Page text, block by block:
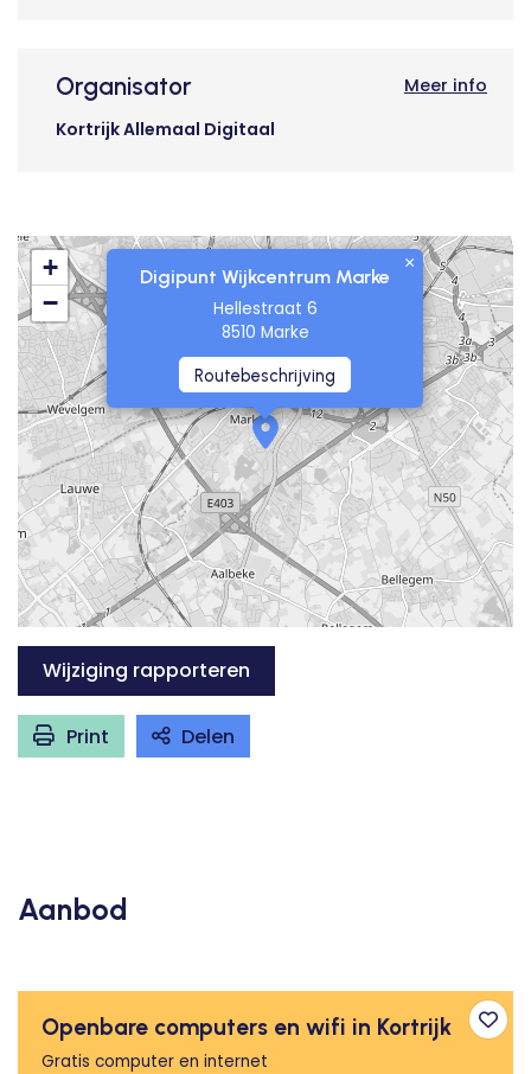
Organisator
Kortrijk Allemaal Digitaal
Meer info
Digipunt Wijkcentrum Marke
Hellestraat 6
8510 Marke
Routebeschrijving
×
+
−
Wijziging rapporteren
Print Delen
Aanbod
Openbare computers en wifi in Kortrijk
Gratis computer en internet